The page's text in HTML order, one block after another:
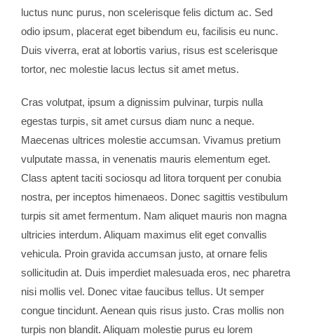
luctus nunc purus, non scelerisque felis dictum ac. Sed
odio ipsum, placerat eget bibendum eu, facilisis eu nunc.
Duis viverra, erat at lobortis varius, risus est scelerisque
tortor, nec molestie lacus lectus sit amet metus.
Cras volutpat, ipsum a dignissim pulvinar, turpis nulla
egestas turpis, sit amet cursus diam nunc a neque.
Maecenas ultrices molestie accumsan. Vivamus pretium
vulputate massa, in venenatis mauris elementum eget.
Class aptent taciti sociosqu ad litora torquent per conubia
nostra, per inceptos himenaeos. Donec sagittis vestibulum
turpis sit amet fermentum. Nam aliquet mauris non magna
ultricies interdum. Aliquam maximus elit eget convallis
vehicula. Proin gravida accumsan justo, at ornare felis
sollicitudin at. Duis imperdiet malesuada eros, nec pharetra
nisi mollis vel. Donec vitae faucibus tellus. Ut semper
congue tincidunt. Aenean quis risus justo. Cras mollis non
turpis non blandit. Aliquam molestie purus eu lorem